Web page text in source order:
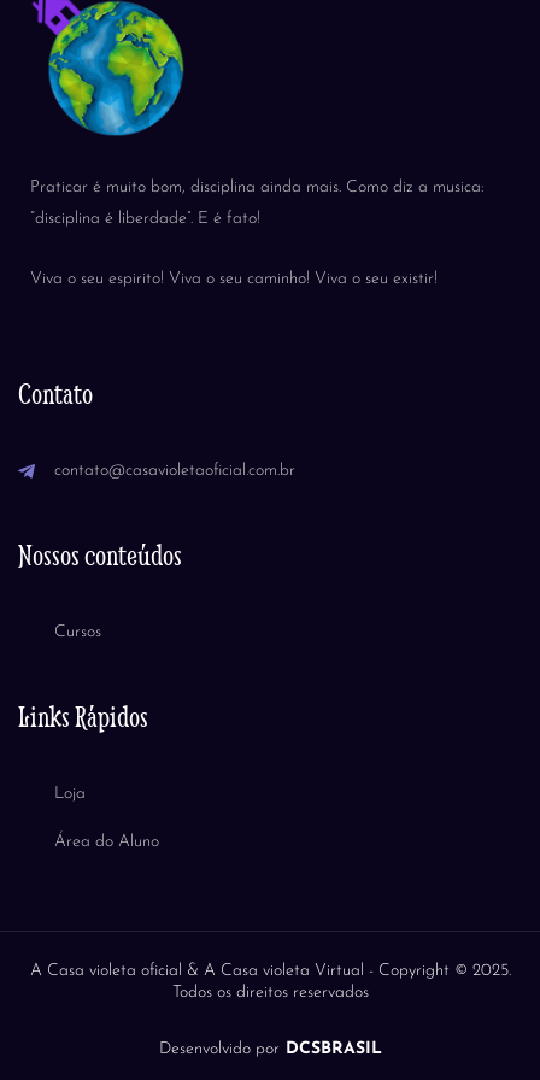
Praticar é muito bom, disciplina ainda mais. Como diz a musica:
“disciplina é liberdade”. E é fato!
Viva o seu espirito! Viva o seu caminho! Viva o seu existir!
Contato
contato@casavioletaoficial.com.br
Nossos conteúdos
Cursos
Links Rápidos
Loja
Área do Aluno
A Casa violeta oficial & A Casa violeta Virtual - Copyright © 2025.
Todos os direitos reservados
Desenvolvido porDCSBRASIL